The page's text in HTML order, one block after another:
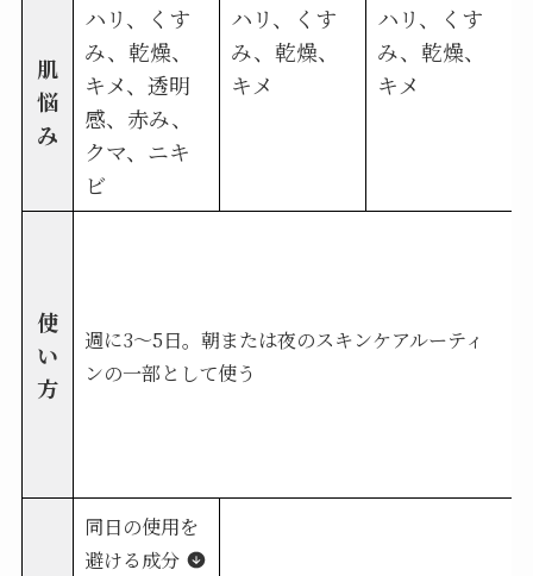
肌
悩
み
ハリ、くす
み、乾燥、
キメ、透明
感、赤み、
クマ、ニキ
ビ
ハリ、くす
み、乾燥、
キメ
ハリ、くす
み、乾燥、
キメ
使
い
方
週に3～5日。朝または夜のスキンケアルーティ
ンの一部として使う
同日の使用を
避ける成分